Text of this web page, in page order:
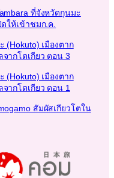
ที่จังหวัดกุนมะ
ให้เข้าชมก.ค.
(Hokuto) เมืองตาก
ากโตเกียว ตอน 3
(Hokuto) เมืองตาก
ากโตเกียว ตอน 1
สัมผัสเกียวโตใน